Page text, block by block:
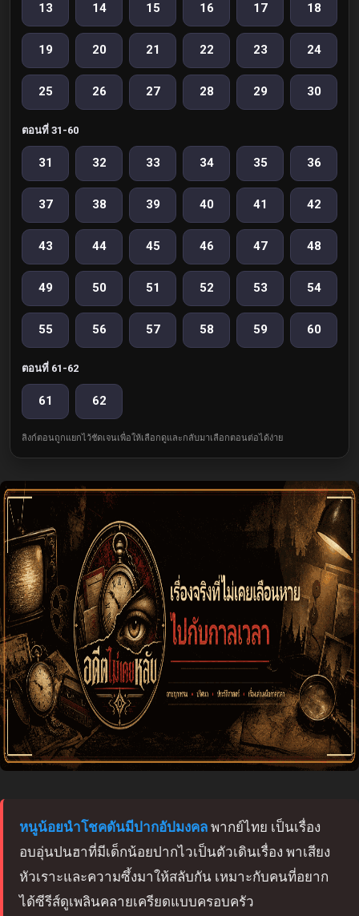
13 14 15 16 17 18
19 20 21 22 23 24
25 26 27 28 29 30
ตอนที่ 31-60
31 32 33 34 35 36
37 38 39 40 41 42
43 44 45 46 47 48
49 50 51 52 53 54
55 56 57 58 59 60
ตอนที่ 61-62
61 62
ลิงก์ตอนถูกแยกไว้ชัดเจนเพื่อให้เลือกดูและกลับมาเลือกตอนต่อได้ง่าย
หนูน้อยนำโชคดันมีปากอัปมงคล พากย์ไทย เป็นเรื่อง
อบอุ่นปนฮาที่มีเด็กน้อยปากไวเป็นตัวเดินเรื่อง พาเสียง
หัวเราะและความซึ้งมาให้สลับกัน เหมาะกับคนที่อยาก
ได้ซีรีส์ดูเพลินคลายเครียดแบบครอบครัว